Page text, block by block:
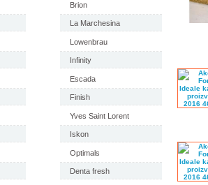
Brion
La Marchesina
Lowenbrau
Infinity
Escada
Finish
Yves Saint Lorent
Iskon
Optimals
Denta fresh